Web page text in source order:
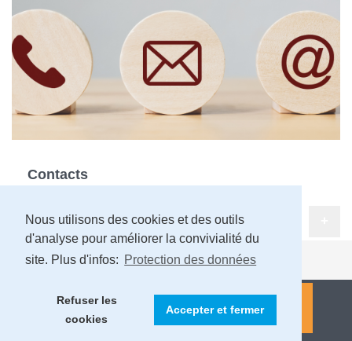
Nous utilisons des cookies et des outils
d'analyse pour améliorer la convivialité du
site. Plus d'infos: Protection des données
Refuser les
cookies
Accepter et fermer
Contacts